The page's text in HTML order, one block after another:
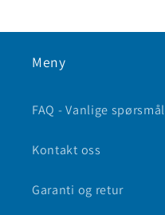
Meny
FAQ - Vanlige spørsmål
Kontakt oss
Garanti og retur